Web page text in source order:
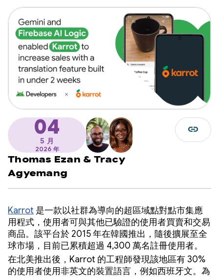
04
5 月
2026 年
Thomas Ezan & Tracy
Agyemang
link
Karrot 是一款以社群為導向的超區域點對點市集應
用程式，使用者可與其他已驗證的使用者買賣和交易
商品。該平台於 2015 年在韓國推出，隨後擴展至全
球市場，目前已累積超過 4,300 萬名註冊使用者。
在北美推出後，Karrot 的工程師發現該地區有 30%
的使用者使用非英文的裝置語言，例如西班牙文。為